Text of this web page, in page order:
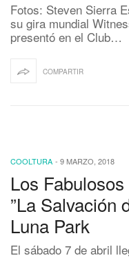
Fotos: Steven Sierra
su gira mundial
presentó en el Club…
COMPARTIR
COOLTURA - 9 MARZO, 2018
Los
”La Salvación
Luna Park
El sábado 7 de abril